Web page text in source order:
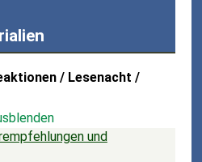
/ Lesenacht /
und